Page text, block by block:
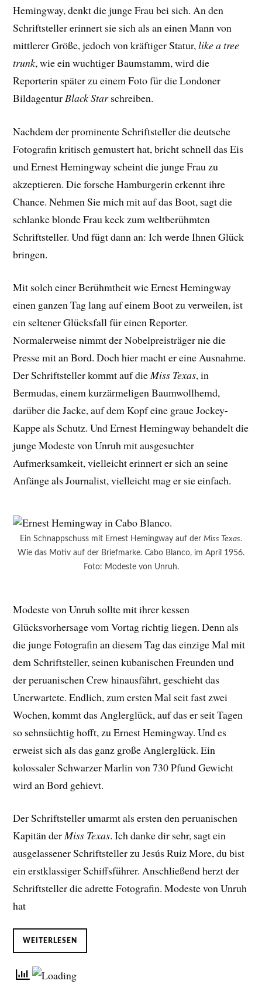
Hemingway, denkt die junge Frau bei sich. An den
Schriftsteller erinnert sie sich als an einen Mann von
mittlerer Größe, jedoch von kräftiger Statur,like a tree
trunk, wie ein wuchtiger Baumstamm, wird die
Reporterin später zu einem Foto für die Londoner
BildagenturBlack Starschreiben.
Nachdem der prominente Schriftsteller die deutsche
Fotografin kritisch gemustert hat, bricht schnell das Eis
und Ernest Hemingway scheint die junge Frau zu
akzeptieren. Die forsche Hamburgerin erkennt ihre
Chance. Nehmen Sie mich mit auf das Boot, sagt die
schlanke blonde Frau keck zum weltberühmten
Schriftsteller. Und fügt dann an: Ich werde Ihnen Glück
bringen.
Mit solch einer Berühmtheit wie Ernest Hemingway
einen ganzen Tag lang auf einem Boot zu verweilen, ist
ein seltener Glücksfall für einen Reporter.
Normalerweise nimmt der Nobelpreisträger nie die
Presse mit an Bord. Doch hier macht er eine Ausnahme.
Der Schriftsteller kommt auf dieMiss Texas, in
Bermudas, einem kurzärmeligen Baumwollhemd,
darüber die Jacke, auf dem Kopf eine graue Jockey-
Kappe als Schutz. Und Ernest Hemingway behandelt die
junge Modeste von Unruh mit ausgesuchter
Aufmerksamkeit, vielleicht erinnert er sich an seine
Anfänge als Journalist, vielleicht mag er sie einfach.
Ein Schnappschuss mit Ernest Hemingway auf der Miss Texas.
Wie das Motiv auf der Briefmarke. Cabo Blanco, im April 1956.
Foto: Modeste von Unruh.
Modeste von Unruh sollte mit ihrer kessen
Glücksvorhersage vom Vortag richtig liegen. Denn als
die junge Fotografin an diesem Tag das einzige Mal mit
dem Schriftsteller, seinen kubanischen Freunden und
der peruanischen Crew hinausfährt, geschieht das
Unerwartete. Endlich, zum ersten Mal seit fast zwei
Wochen, kommt das Anglerglück, auf das er seit Tagen
so sehnsüchtig hofft, zu Ernest Hemingway. Und es
erweist sich als das ganz große Anglerglück. Ein
kolossaler Schwarzer Marlin von 730 Pfund Gewicht
wird an Bord gehievt.
Der Schriftsteller umarmt als ersten den peruanischen
Kapitän derMiss Texas. Ich danke dir sehr, sagt ein
ausgelassener Schriftsteller zu Jesús Ruiz More, du bist
ein erstklassiger Schiffsführer. Anschließend herzt der
Schriftsteller die adrette Fotografin. Modeste von Unruh
hat
WEITERLESEN